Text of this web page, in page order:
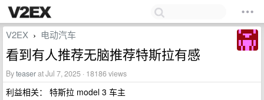
V2EX › 电动汽车
看到有人推荐无脑推荐特斯拉有感
Byteaserat Jul 7, 2025 · 18186 views
利益相关： 特斯拉 model 3 车主